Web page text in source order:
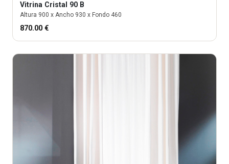
Vitrina Cristal 90 B
Altura 900 x Ancho 930 x Fondo 460
870.00 €